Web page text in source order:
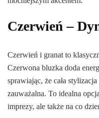
Czerwień –
Czerwień i granat to
Czerwona bluzka doda
sprawiając, że cała
zauważalna. To idealna
imprezy, ale także na co